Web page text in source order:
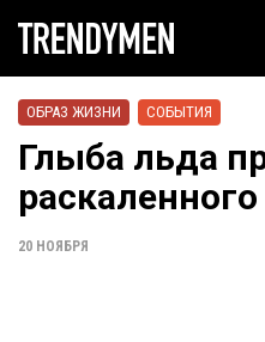
ОБРАЗ ЖИЗНИ СОБЫТИЯ
Глыба льда
20 НОЯБРЯ